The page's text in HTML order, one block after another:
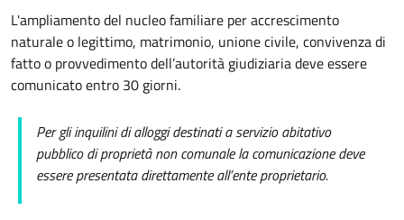
L'ampliamento del nucleo familiare per accrescimento
naturale o legittimo, matrimonio, unione civile, convivenza di
fatto o provvedimento dell’autorità giudiziaria deve essere
comunicato entro 30 giorni.
Per gli inquilini di alloggi destinati a servizio abitativo
pubblico di proprietà non comunale la comunicazione deve
essere presentata direttamente all’ente proprietario.